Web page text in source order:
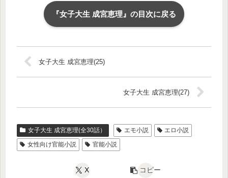
『女子大生 成宮恵理』の目次に戻る
女子大生 成宮恵理(25)
女子大生 成宮恵理(27)
女子大生 成宮恵理(全30話） エモ小説
エロ小説
女性向け官能小説
官能小説
X コピー